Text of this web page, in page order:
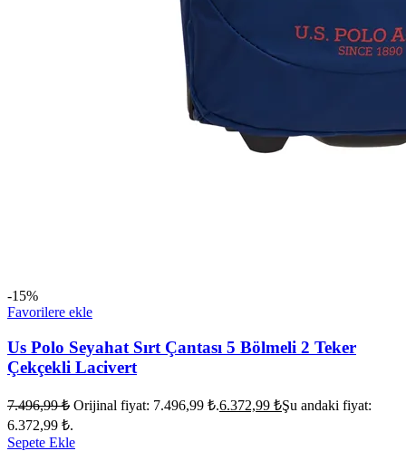
-15%
Favorilere ekle
Us Polo Seyahat Sırt Çantası 5 Bölmeli 2 Teker
Çekçekli Lacivert
7.496,99₺ Orijinal fiyat: 7.496,99 ₺.6.372,99 ₺Şu andaki fiyat:
6.372,99 ₺.
Sepete Ekle